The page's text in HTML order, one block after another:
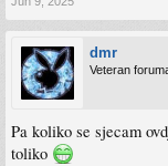
dmr
Veteran
Pa koliko se sjecam
toliko